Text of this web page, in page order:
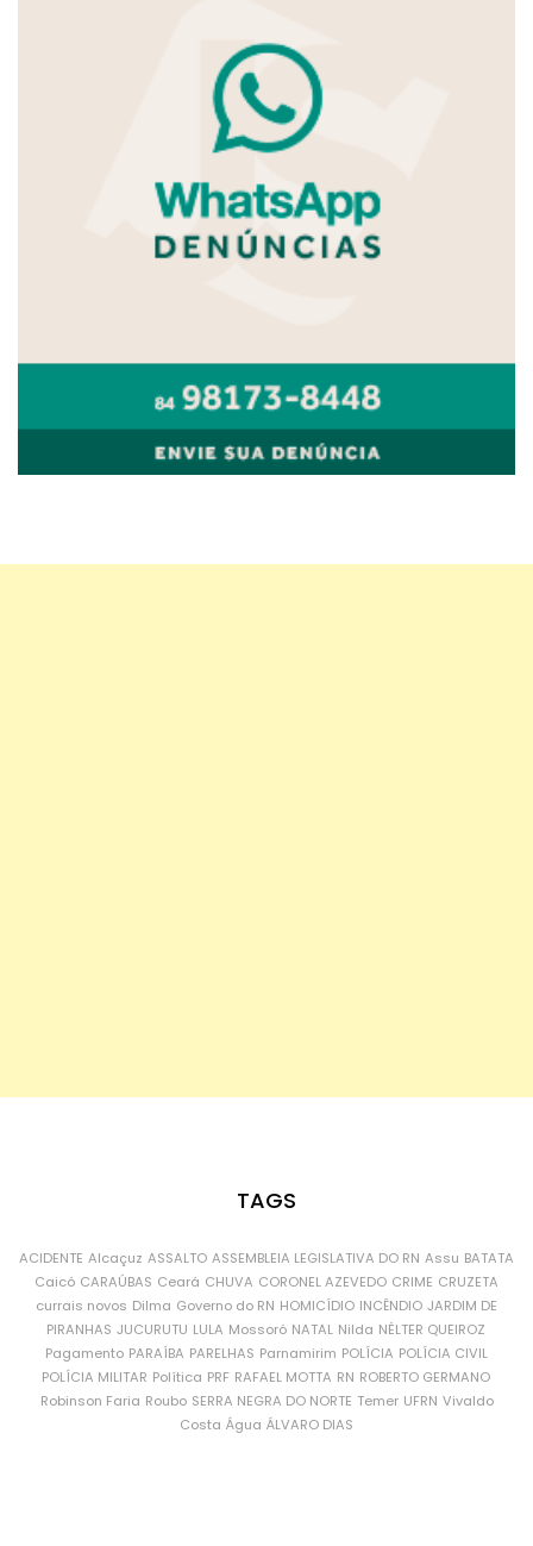
TAGS
ACIDENTE Alcaçuz ASSALTO ASSEMBLEIA LEGISLATIVA DO RN Assu BATATA
Caicó CARAÚBAS Ceará CHUVA CORONEL AZEVEDO CRIME CRUZETA
currais novos Dilma Governo do RN HOMICÍDIO INCÊNDIO JARDIM DE
PIRANHAS JUCURUTU LULA Mossoró NATAL Nilda NÉLTER QUEIROZ
Pagamento PARAÍBA PARELHAS Parnamirim POLÍCIA POLÍCIA CIVIL
POLÍCIA MILITAR Política PRF RAFAEL MOTTA RN ROBERTO GERMANO
Robinson Faria Roubo SERRA NEGRA DO NORTE Temer UFRN Vivaldo
Costa Água ÁLVARO DIAS